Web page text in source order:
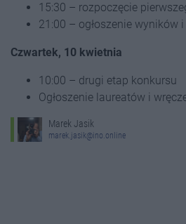
15:30 – rozpoczęcie
21:00 – ogłoszenie wyników
Czwartek, 10 kwietnia
10:00 – drugi etap konkursu
Ogłoszenie laureatów i
Marek Jasik
marek.jasik@ino.online